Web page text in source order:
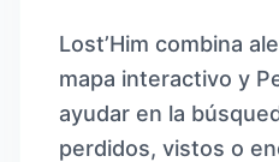
Lost’Him combina
mapa interactivo y
ayudar en la
perdidos, vistos o